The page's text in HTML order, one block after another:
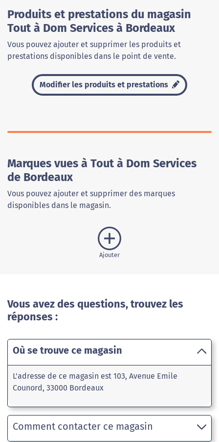
Produits et prestations du magasin
Tout à Dom Services à Bordeaux
Vous pouvez ajouter et supprimer les produits et
prestations disponibles dans le point de vente.
Modifier les produits et prestations
Marques vues à Tout à Dom Services
de Bordeaux
Vous pouvez ajouter et supprimer des marques
disponibles dans le magasin.
Ajouter
Vous avez des questions, trouvez les
réponses :
Où se trouve ce magasin
L'adresse de ce magasin est 103, Avenue Emile
Counord, 33000 Bordeaux
Comment contacter ce magasin